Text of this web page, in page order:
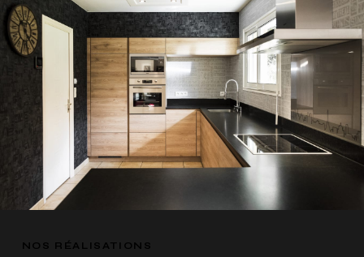
NOS RÉALISATIONS